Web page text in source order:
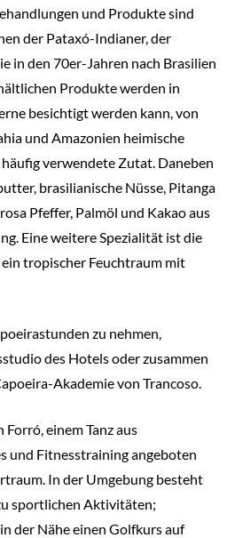
und Produkte sind
der Pataxó-Indianer, der
in den 70er-Jahren nach Brasilien
Produkte werden in
besichtigt werden kann, von
und Amazonien heimische
verwendete Zutat. Daneben
brasilianische Nüsse, Pitanga
Pfeffer, Palmöl und Kakao aus
Eine weitere Spezialität ist die
tropischer Feuchtraum mit
zu nehmen,
des Hotels oder zusammen
Akademie von Trancoso.
einem Tanz aus
und Fitnesstraining angeboten
In der Umgebung besteht
sportlichen Aktivitäten;
der Nähe einen Golfkurs auf